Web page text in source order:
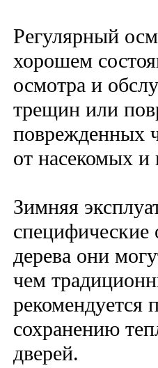
Регулярный
хорошем
осмотра и
трещин или
поврежденных
от насекомых и
Зимняя
специфические
дерева они
чем
рекомендуется
сохранению
дверей.